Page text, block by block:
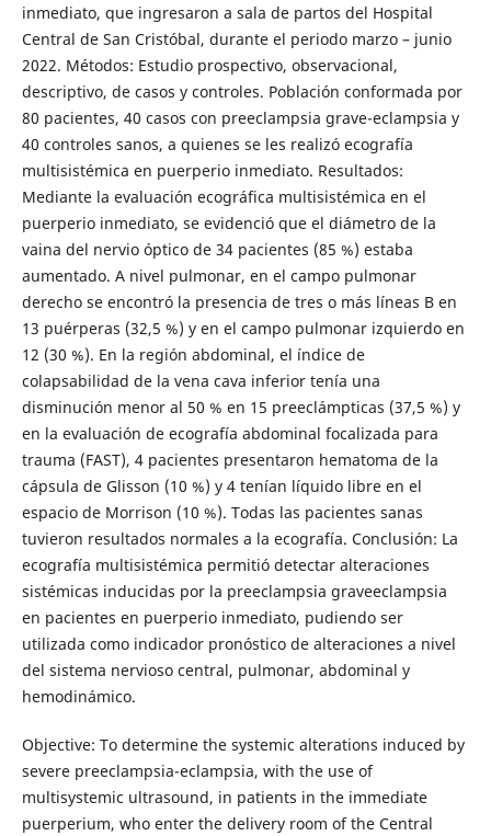
inmediato, que ingresaron a sala de partos del Hospital
Central de San Cristóbal, durante el periodo marzo – junio
2022. Métodos: Estudio prospectivo, observacional,
descriptivo, de casos y controles. Población conformada por
80 pacientes, 40 casos con preeclampsia grave-eclampsia y
40 controles sanos, a quienes se les realizó ecografía
multisistémica en puerperio inmediato. Resultados:
Mediante la evaluación ecográfica multisistémica en el
puerperio inmediato, se evidenció que el diámetro de la
vaina del nervio óptico de 34 pacientes (85 %) estaba
aumentado. A nivel pulmonar, en el campo pulmonar
derecho se encontró la presencia de tres o más líneas B en
13 puérperas (32,5 %) y en el campo pulmonar izquierdo en
12 (30 %). En la región abdominal, el índice de
colapsabilidad de la vena cava inferior tenía una
disminución menor al 50 % en 15 preeclámpticas (37,5 %) y
en la evaluación de ecografía abdominal focalizada para
trauma (FAST), 4 pacientes presentaron hematoma de la
cápsula de Glisson (10 %) y 4 tenían líquido libre en el
espacio de Morrison (10 %). Todas las pacientes sanas
tuvieron resultados normales a la ecografía. Conclusión: La
ecografía multisistémica permitió detectar alteraciones
sistémicas inducidas por la preeclampsia graveeclampsia
en pacientes en puerperio inmediato, pudiendo ser
utilizada como indicador pronóstico de alteraciones a nivel
del sistema nervioso central, pulmonar, abdominal y
hemodinámico.
Objective: To determine the systemic alterations induced by
severe preeclampsia-eclampsia, with the use of
multisystemic ultrasound, in patients in the immediate
puerperium, who enter the delivery room of the Central